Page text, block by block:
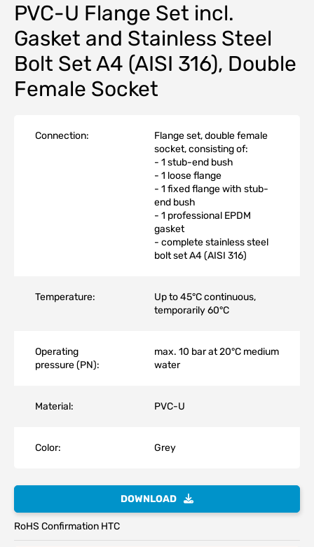
PVC-U Flange Set incl.
Gasket and Stainless Steel
Bolt Set A4 (AISI 316), Double
Female Socket
Connection:
Flange set, double female
socket, consisting of:
- 1 stub-end bush
- 1 loose flange
- 1 fixed flange with stub-
end bush
- 1 professional EPDM
gasket
- complete stainless steel
bolt set A4 (AISI 316)
Temperature:
Up to 45°C continuous,
temporarily 60°C
Operating
pressure (PN):
max. 10 bar at 20°C medium
water
Material: PVC-U
Color: Grey
DOWNLOAD
RoHS Confirmation HTC